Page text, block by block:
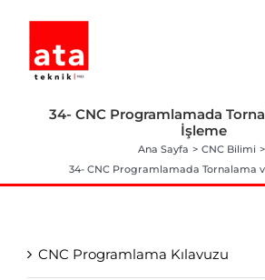
content
34- CNC Programlamada
İşleme
Ana Sayfa
CNC Bilimi
34- CNC Programlamada Tornalama
CNC Programlama Kılavuzu